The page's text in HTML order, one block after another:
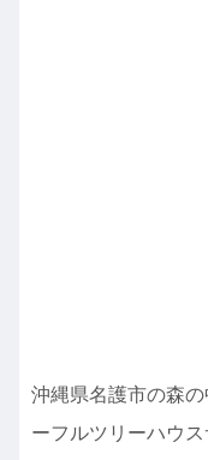
沖縄県名護市の森
ーフルツリーハウ